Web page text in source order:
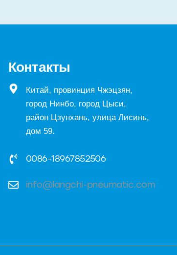
Контакты
Китай, провинция Чжэцзян,
город Нинбо, город Цыси,
район Цзунхань, улица Лисинь,
дом 59.
0086-18967852506
info@langchi-pneumatic.com